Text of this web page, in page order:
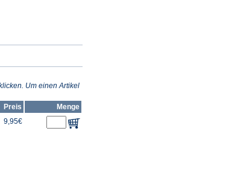
Um einen Artikel
Preis
Menge
9,95€